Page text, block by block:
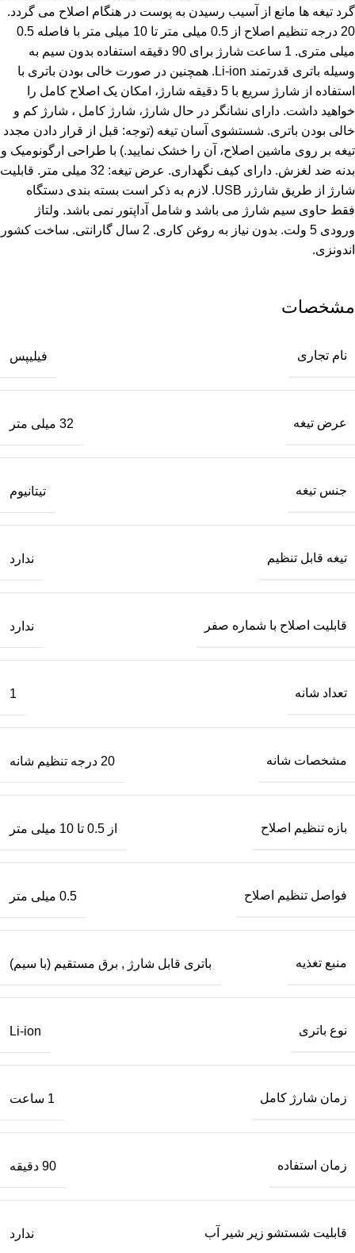
گرد تیغه ها مانع از آسیب رسیدن به پوست در هنگام اصلاح می گردد.
20 درجه تنظیم اصلاح از 0.5 میلی متر تا 10 میلی متر با فاصله 0.5
میلی متری. 1 ساعت شارژ برای 90 دقیقه استفاده بدون سیم به
وسیله باتری قدرتمند Li-ion. همچنین در صورت خالی بودن باتری با
استفاده از شارژ سریع با 5 دقیقه شارژ، امکان یک اصلاح کامل را
خواهید داشت. دارای نشانگر در حال شارژ، شارژ کامل ، شارژ کم و
خالی بودن باتری. شستشوی آسان تیغه (توجه: قبل از قرار دادن مجدد
تیغه بر روی ماشین اصلاح، آن را خشک نمایید.) با طراحی ارگونومیک و
بدنه ضد لغزش. دارای کیف نگهداری. عرض تیغه: 32 میلی متر. قابلیت
شارژ از طریق شارژر USB. لازم به ذکر است بسته بندی دستگاه
فقط حاوی سیم شارژ می باشد و شامل آداپتور نمی باشد. ولتاژ
ورودی 5 ولت. بدون نیاز به روغن کاری. 2 سال گارانتی. ساخت کشور
اندونزی.
مشخصات
نام تجاری فیلیپس
عرض تیغه 32 میلی متر
جنس تیغه تیتانیوم
تیغه قابل تنظیم ندارد
قابلیت اصلاح با شماره صفر ندارد
تعداد شانه 1
مشخصات شانه 20 درجه تنظیم شانه
بازه تنظیم اصلاح از 0.5 تا 10 میلی متر
فواصل تنظیم اصلاح 0.5 میلی متر
منبع تغذیه باتری قابل شارژ , برق مستقیم (با سیم)
نوع باتری Li-ion
زمان شارژ کامل 1 ساعت
زمان استفاده 90 دقیقه
قابلیت شستشو زیر شیر آب ندارد